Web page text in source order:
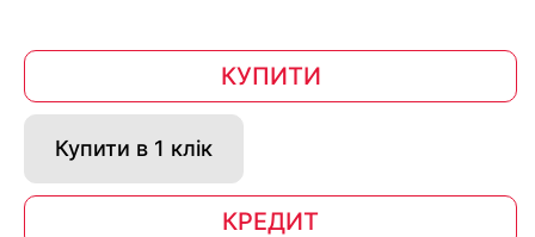
КУПИТИ
Купити в 1 клік
КРЕДИТ